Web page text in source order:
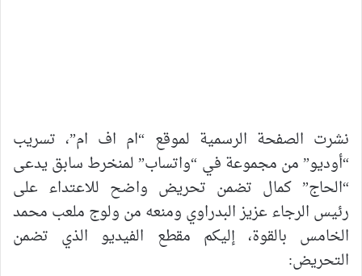
نشرت الصفحة الرسمية لموقع “ام اف ام”، تسريب
“أوديو” من مجموعة في “واتساب” لمنخرط سابق يدعى
“الحاج” كمال تضمن تحريض واضح للاعتداء على
رئيس الرجاء عزيز البدراوي ومنعه من ولوج ملعب محمد
الخامس بالقوة، إليكم مقطع الفيديو الذي تضمن
التحريض: